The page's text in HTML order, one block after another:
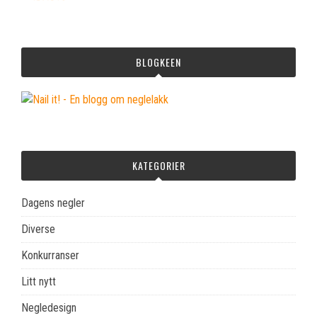
BLOGKEEN
KATEGORIER
Dagens negler
Diverse
Konkurranser
Litt nytt
Negledesign